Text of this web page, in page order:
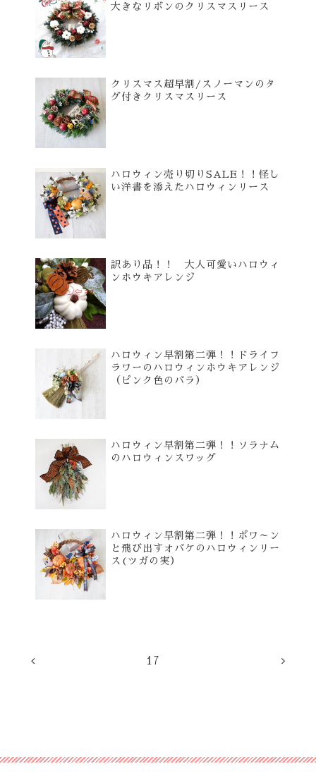
大きなリボンのクリスマスリース
クリスマス超早割/スノーマンのタ
グ付きクリスマスリース
ハロウィン売り切りSALE！！怪し
い洋書を添えたハロウィンリース
訳あり品！！ 大人可愛いハロウィ
ンホウキアレンジ
ハロウィン早割第二弾！！ドライフ
ラワーのハロウィンホウキアレンジ
（ピンク色のバラ）
ハロウィン早割第二弾！！ソラナム
のハロウィンスワッグ
ハロウィン早割第二弾！！ポワ～ン
と飛び出すオバケのハロウィンリー
ス(ツガの実）
17